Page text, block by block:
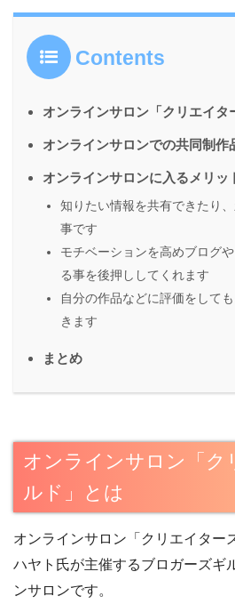
Contents
オンラインサロン「クリエイタ
オンラインサロンでの共同制作
オンラインサロンに入るメリッ
知りたい情報を共有できたり
事です
モチベーションを高めブログ
る事を後押ししてくれます
自分の作品などに評価をして
きます
まとめ
オンラインサロン「ク
ルド」とは
オンラインサロン「クリエイター
ハヤト氏が主催するブロガーズギ
ンサロンです。